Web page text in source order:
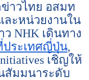
าวไทย อสมท
ะหน่วยงานใน
NHK เดินทาง
ประเทศญี่ปุ่น,
เชิญให้
สัมมนาระดับ